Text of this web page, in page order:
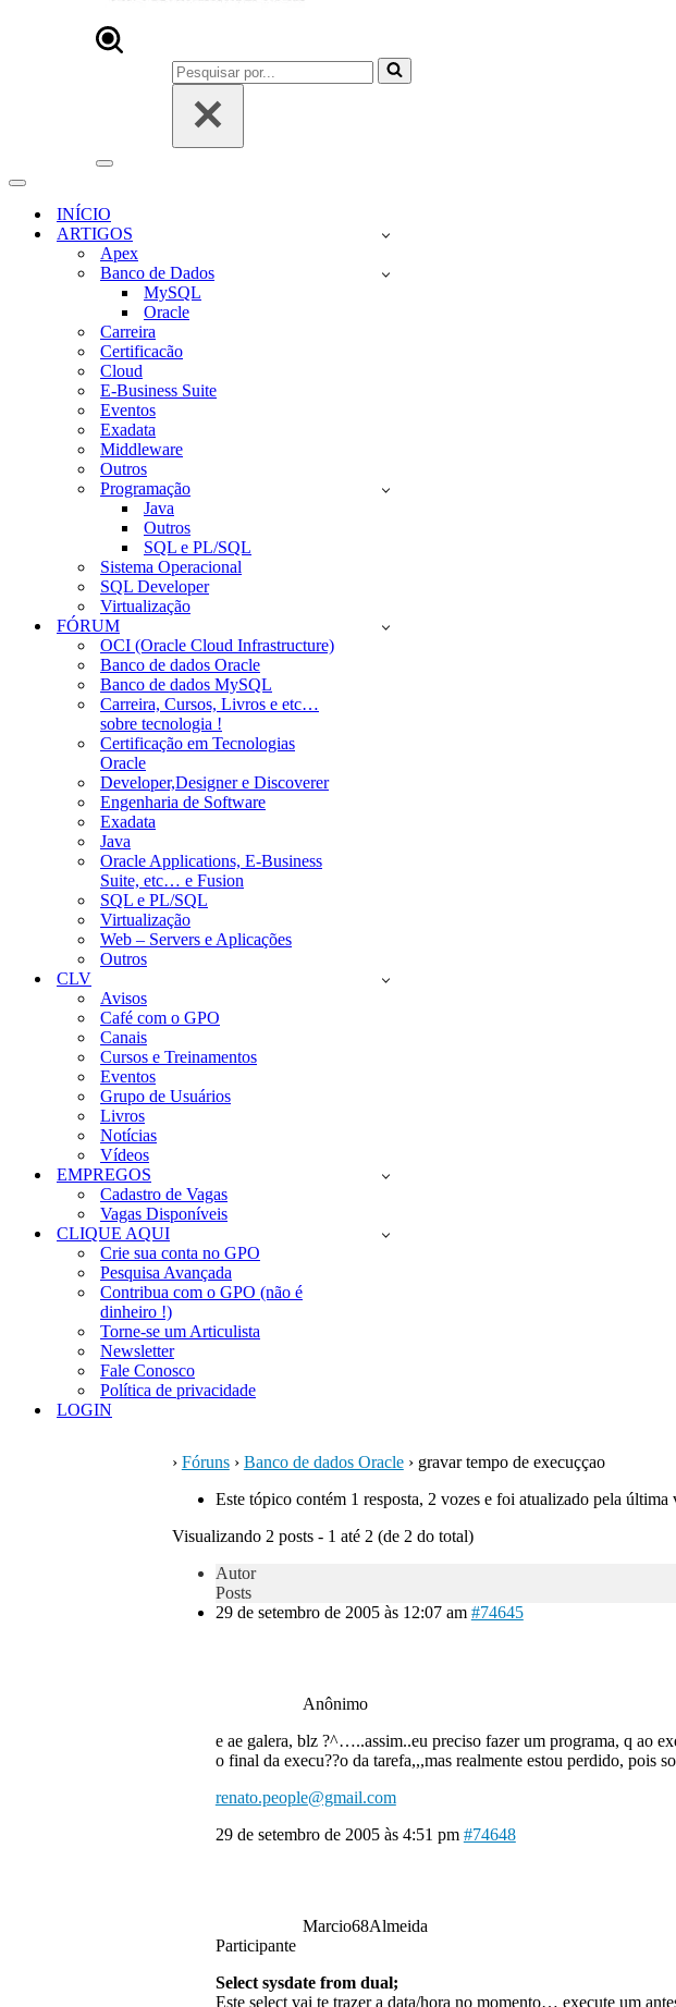
Pesquisar
por...
Menu
Menu
navegaçãoINÍCIO
ARTIGOS
Apex
Banco de Dados
MySQL
Oracle
Carreira
Certificacão
Cloud
E-Business Suite
Eventos
Exadata
Middleware
Outros
Programação
Java
Outros
SQL e PL/SQL
Sistema Operacional
SQL Developer
Virtualização
FÓRUM
OCI (Oracle Cloud Infrastructure)
Banco de dados Oracle
Banco de dados MySQL
Carreira, Cursos, Livros e etc…
sobre tecnologia !
Certificação em Tecnologias
Oracle
Developer,Designer e Discoverer
Engenharia de Software
Exadata
Java
Oracle Applications, E-Business
Suite, etc… e Fusion
SQL e PL/SQL
Virtualização
Web – Servers e Aplicações
Outros
CLV
Avisos
Café com o GPO
Canais
Cursos e Treinamentos
Eventos
Grupo de Usuários
Livros
Notícias
Vídeos
EMPREGOS
Cadastro de Vagas
Vagas Disponíveis
CLIQUE AQUI
Crie sua conta no GPO
Pesquisa Avançada
Contribua com o GPO (não é
dinheiro !)
Torne-se um Articulista
Newsletter
Fale Conosco
Política de privacidade
LOGIN
› Fóruns › Banco de dados Oracle › gravar tempo de execuççao
Este tópico contém 1 resposta, 2 vozes e foi atualizado pela última
Visualizando 2 posts - 1 até 2 (de 2 do total)
Autor
Posts
29 de setembro de 2005 às 12:07 am #74645
Anônimo
e ae galera, blz ?^…..assim..eu preciso fazer um programa, q ao
o final da execu??o da tarefa,,,mas realmente estou perdido,
renato.people@gmail.com
29 de setembro de 2005 às 4:51 pm #74648
Marcio68Almeida
Participante
Select sysdate from dual;
Este select vai te trazer a data/hora no momento… execute um